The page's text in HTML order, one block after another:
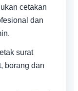
cetakan
dan
surat
borang dan